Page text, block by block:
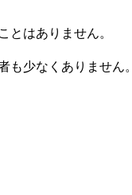
とはありません。
少なくありません。